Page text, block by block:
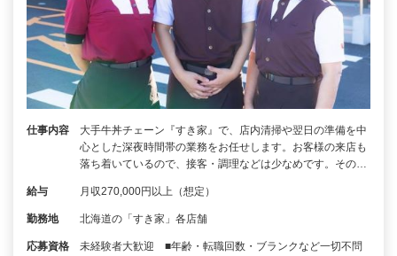
仕事内容
大手牛丼チェーン『すき家』で、店内清掃や翌日の準備を中
心とした深夜時間帯の業務をお任せします。お客様の来店も
落ち着いているので、接客・調理などは少なめです。その…
給与 月収270,000円以上（想定）
勤務地 北海道の「すき家」各店舗
応募資格
未経験者大歓迎 ■年齢・転職回数・ブランクなど一切不問